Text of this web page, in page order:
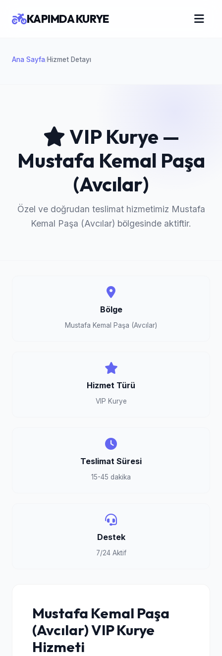
Ana Sayfa/Hizmet Detayı
KAPIMDA KURYE
VIP Kurye —
Mustafa Kemal Paşa
(Avcılar)
Özel ve doğrudan teslimat hizmetimiz Mustafa
Kemal Paşa (Avcılar) bölgesinde aktiftir.
Bölge
Mustafa Kemal Paşa (Avcılar)
Hizmet Türü
VIP Kurye
Teslimat Süresi
15-45 dakika
Destek
7/24 Aktif
Mustafa Kemal Paşa
(Avcılar) VIP Kurye
Hizmeti